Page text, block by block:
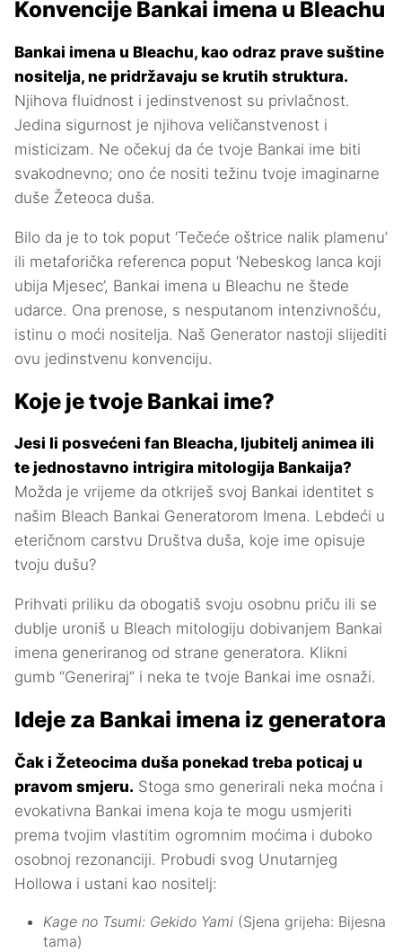
Konvencije Bankai imena u Bleachu
Bankai imena u Bleachu, kao odraz prave suštine
nositelja, ne pridržavaju se krutih struktura.
Njihova fluidnost i jedinstvenost su privlačnost.
Jedina sigurnost je njihova veličanstvenost i
misticizam. Ne očekuj da će tvoje Bankai ime biti
svakodnevno; ono će nositi težinu tvoje imaginarne
duše Žeteoca duša.
Bilo da je to tok poput ‘Tečeće oštrice nalik plamenu’
ili metaforička referenca poput ‘Nebeskog lanca koji
ubija Mjesec’, Bankai imena u Bleachu ne štede
udarce. Ona prenose, s nesputanom intenzivnošću,
istinu o moći nositelja. Naš Generator nastoji slijediti
ovu jedinstvenu konvenciju.
Koje je tvoje Bankai ime?
Jesi li posvećeni fan Bleacha, ljubitelj animea ili
te jednostavno intrigira mitologija Bankaija?
Možda je vrijeme da otkriješ svoj Bankai identitet s
našim Bleach Bankai Generatorom Imena. Lebdeći u
eteričnom carstvu Društva duša, koje ime opisuje
tvoju dušu?
Prihvati priliku da obogatiš svoju osobnu priču ili se
dublje uroniš u Bleach mitologiju dobivanjem Bankai
imena generiranog od strane generatora. Klikni
gumb “Generiraj” i neka te tvoje Bankai ime osnaži.
Ideje za Bankai imena iz generatora
Čak i Žeteocima duša ponekad treba poticaj u
pravom smjeru. Stoga smo generirali neka moćna i
evokativna Bankai imena koja te mogu usmjeriti
prema tvojim vlastitim ogromnim moćima i duboko
osobnoj rezonanciji. Probudi svog Unutarnjeg
Hollowa i ustani kao nositelj:
Kage no Tsumi: Gekido Yami (Sjena grijeha: Bijesna
tama)